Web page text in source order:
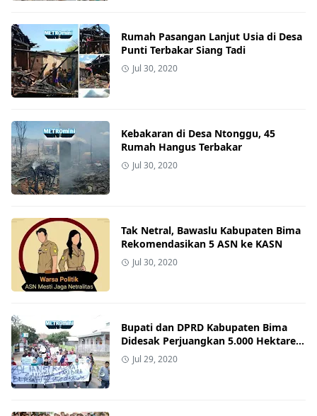
Rumah Pasangan Lanjut Usia di Desa
Punti Terbakar Siang Tadi
Jul 30, 2020
Kebakaran di Desa Ntonggu, 45
Rumah Hangus Terbakar
Jul 30, 2020
Tak Netral, Bawaslu Kabupaten Bima
Rekomendasikan 5 ASN ke KASN
Jul 30, 2020
Bupati dan DPRD Kabupaten Bima
Didesak Perjuangkan 5.000 Hektare
Lahan Milik Warga Desa Oi Katupa
yang "Dirampas" Sanggar Agro
Jul 29, 2020